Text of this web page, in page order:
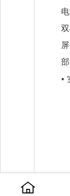
•